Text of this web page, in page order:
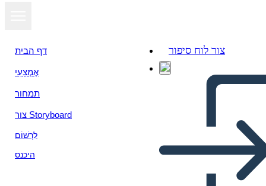
דף הבית
אֶמְצָעִי
תמחור
צור Storyboard
לִרְשׁוֹם
היכנס
צור לוח סיפור